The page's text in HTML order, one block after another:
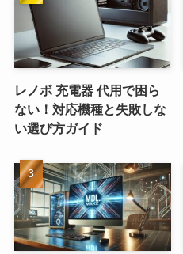
レノボ 充電器 代用で困ら
ない！対応機種と失敗しな
い選び方ガイド